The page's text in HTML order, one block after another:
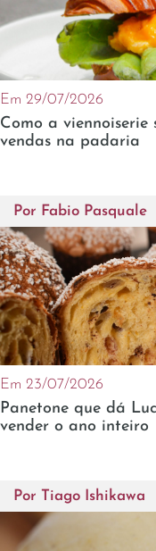
Em 29/07/2026
Como a
vendas na padaria
Por Fabio Pasquale
Em 23/07/2026
Panetone que dá
vender o ano inteiro
Por Tiago Ishikawa